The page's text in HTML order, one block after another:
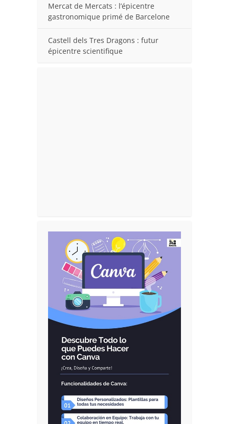
Mercat de Mercats : l’épicentre
gastronomique primé de Barcelone
Castell dels Tres Dragons : futur
épicentre scientifique